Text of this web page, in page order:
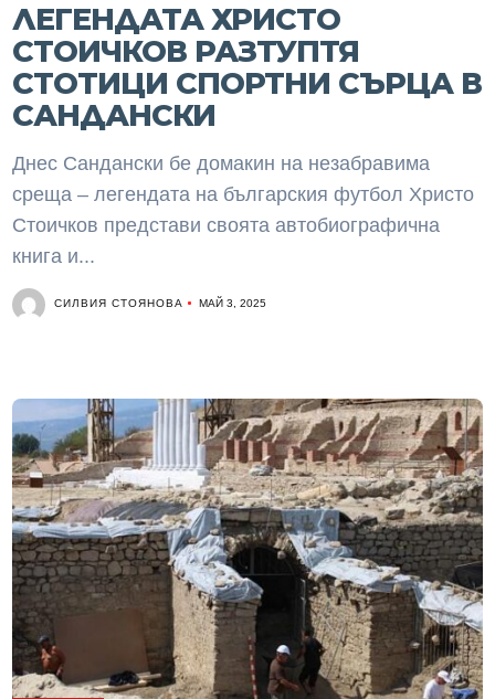
ЛЕГЕНДАТА ХРИСТО
СТОИЧКОВ РАЗТУПТЯ
СТОТИЦИ СПОРТНИ СЪРЦА В
САНДАНСКИ
Днес Сандански бе домакин на незабравима
среща – легендата на българския футбол Христо
Стоичков представи своята автобиографична
книга и...
СИЛВИЯ СТОЯНОВА МАЙ 3, 2025